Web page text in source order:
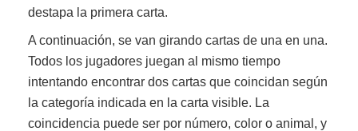
destapa la primera carta.
A continuación, se van girando cartas de una en una.
Todos los jugadores juegan al mismo tiempo
intentando encontrar dos cartas que coincidan según
la categoría indicada en la carta visible. La
coincidencia puede ser por número, color o animal, y